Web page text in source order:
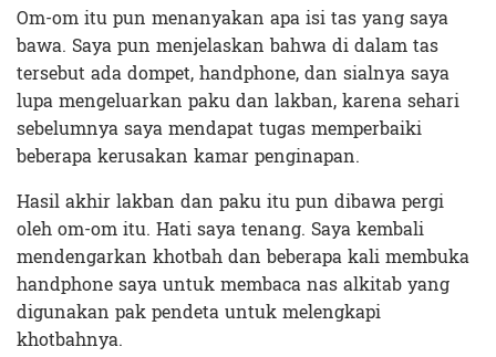
Om-om itu pun menanyakan apa isi tas yang saya
bawa. Saya pun menjelaskan bahwa di dalam tas
tersebut ada dompet, handphone, dan sialnya saya
lupa mengeluarkan paku dan lakban, karena sehari
sebelumnya saya mendapat tugas memperbaiki
beberapa kerusakan kamar penginapan.
Hasil akhir lakban dan paku itu pun dibawa pergi
oleh om-om itu. Hati saya tenang. Saya kembali
mendengarkan khotbah dan beberapa kali membuka
handphone saya untuk membaca nas alkitab yang
digunakan pak pendeta untuk melengkapi
khotbahnya.